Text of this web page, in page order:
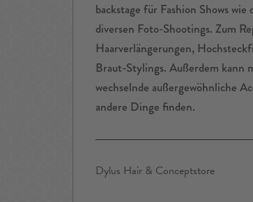
backstage für Fashion Shows
diversen Foto-Shootings. Zum
Haarverlängerungen,
Braut-Stylings. Außerdem kann
wechselnde außergewöhnliche
andere Dinge finden.
Dylus Hair & Conceptstore